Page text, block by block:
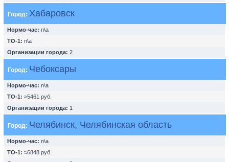
Город: Хабаровск
Нормо-час: n\a
ТО-1: n\a
Организации города: 2
Город: Чебоксары
Нормо-час: n\a
ТО-1: ≈5461 руб.
Организации города: 1
Город: Челябинск, Челябинская область
Нормо-час: n\a
ТО-1: ≈6848 руб.